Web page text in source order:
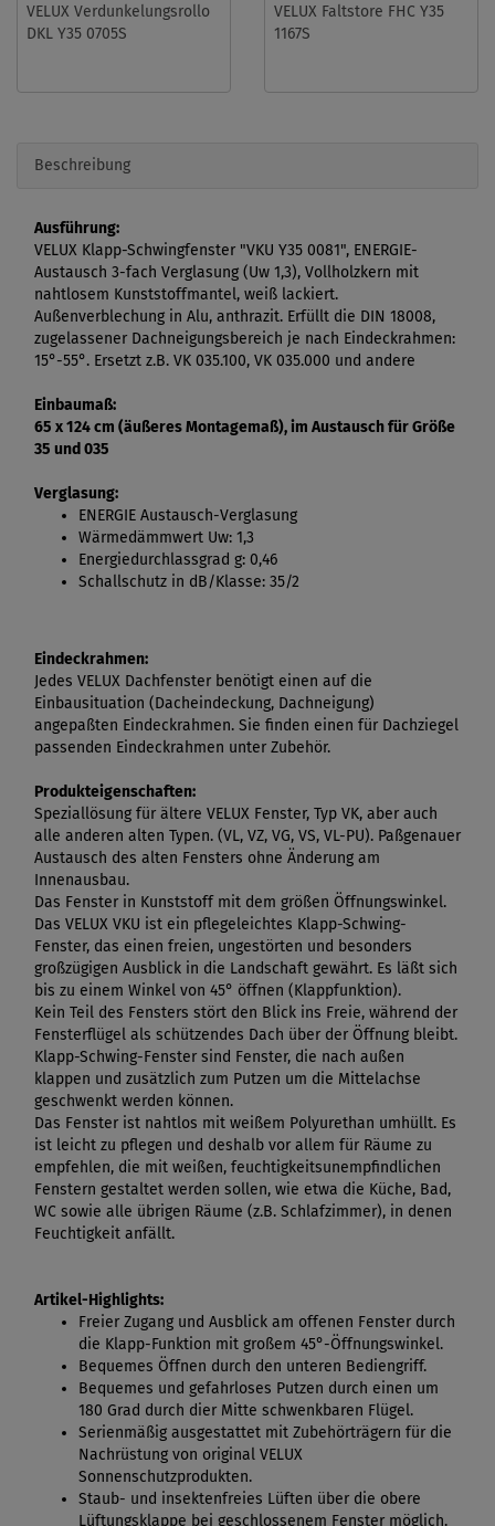
VELUX Verdunkelungsrollo
DKL Y35 0705S
VELUX Faltstore FHC Y35
1167S
Beschreibung
Ausführung:
VELUX Klapp-Schwingfenster "VKU Y35 0081", ENERGIE-
Austausch 3-fach Verglasung (Uw 1,3), Vollholzkern mit
nahtlosem Kunststoffmantel, weiß lackiert.
Außenverblechung in Alu, anthrazit. Erfüllt die DIN 18008,
zugelassener Dachneigungsbereich je nach Eindeckrahmen:
15°-55°. Ersetzt z.B. VK 035.100, VK 035.000 und andere
Einbaumaß:
65 x 124 cm (äußeres Montagemaß), im Austausch für Größe
35 und 035
Verglasung:
ENERGIE Austausch-Verglasung
Wärmedämmwert Uw: 1,3
Energiedurchlassgrad g: 0,46
Schallschutz in dB/Klasse: 35/2
Eindeckrahmen:
Jedes VELUX Dachfenster benötigt einen auf die
Einbausituation (Dacheindeckung, Dachneigung)
angepaßten Eindeckrahmen. Sie finden einen für Dachziegel
passenden Eindeckrahmen unter Zubehör.
Produkteigenschaften:
Speziallösung für ältere VELUX Fenster, Typ VK, aber auch
alle anderen alten Typen. (VL, VZ, VG, VS, VL-PU). Paßgenauer
Austausch des alten Fensters ohne Änderung am
Innenausbau.
Das Fenster in Kunststoff mit dem größen Öffnungswinkel.
Das VELUX VKU ist ein pflegeleichtes Klapp-Schwing-
Fenster, das einen freien, ungestörten und besonders
großzügigen Ausblick in die Landschaft gewährt. Es läßt sich
bis zu einem Winkel von 45° öffnen (Klappfunktion).
Kein Teil des Fensters stört den Blick ins Freie, während der
Fensterflügel als schützendes Dach über der Öffnung bleibt.
Klapp-Schwing-Fenster sind Fenster, die nach außen
klappen und zusätzlich zum Putzen um die Mittelachse
geschwenkt werden können.
Das Fenster ist nahtlos mit weißem Polyurethan umhüllt. Es
ist leicht zu pflegen und deshalb vor allem für Räume zu
empfehlen, die mit weißen, feuchtigkeitsunempfindlichen
Fenstern gestaltet werden sollen, wie etwa die Küche, Bad,
WC sowie alle übrigen Räume (z.B. Schlafzimmer), in denen
Feuchtigkeit anfällt.
Artikel-Highlights:
Freier Zugang und Ausblick am offenen Fenster durch
die Klapp-Funktion mit großem 45°-Öffnungswinkel.
Bequemes Öffnen durch den unteren Bediengriff.
Bequemes und gefahrloses Putzen durch einen um
180 Grad durch dier Mitte schwenkbaren Flügel.
Serienmäßig ausgestattet mit Zubehörträgern für die
Nachrüstung von original VELUX
Sonnenschutzprodukten.
Staub- und insektenfreies Lüften über die obere
Lüftungsklappe bei geschlossenem Fenster möglich.